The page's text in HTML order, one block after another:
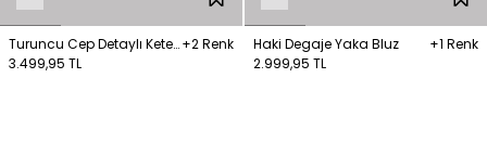
Turuncu Cep Detaylı Keten
Bluz
+2 Renk
3.499,95 TL
Haki Degaje Yaka Bluz
+1 Renk
2.999,95 TL